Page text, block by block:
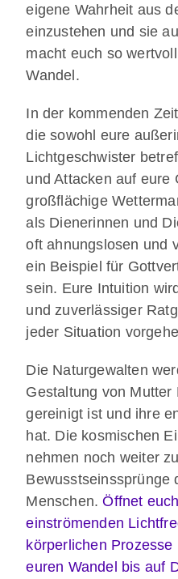
eigene Wahrheit aus
einzustehen und sie
macht euch so
Wandel.
In der kommenden
die sowohl eure
Lichtgeschwister
und Attacken auf eure
großflächige
als Dienerinnen und
oft ahnungslosen und
ein Beispiel für
sein. Eure Intuition
und zuverlässiger
jeder Situation
Die Naturgewalten
Gestaltung von
gereinigt ist und ihre
hat. Die kosmischen
nehmen noch weiter
Bewusstseinssprünge
Menschen.Öffnet
einströmenden
körperlichen
euren Wandel bis auf